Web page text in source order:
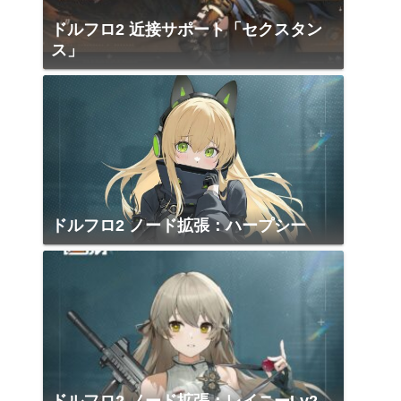
ドルフロ2 近接サポート「セクスタン
ス」
ドルフロ2 ノード拡張：ハープシー